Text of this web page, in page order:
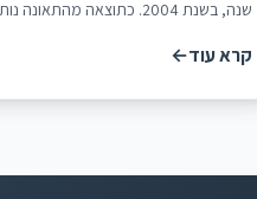
שנה, בשנת 2004. כתוצאה
הפסיכיאטרי. בית המשפט מתאר בפסק
קרא עוד←